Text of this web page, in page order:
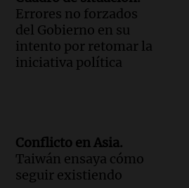
Errores no forzados
del Gobierno en su
intento por retomar la
iniciativa política
Conflicto en Asia.
Taiwán ensaya cómo
seguir existiendo